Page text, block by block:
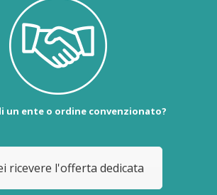
un ente o ordine convenzionato?
ricevere l'offerta dedicata